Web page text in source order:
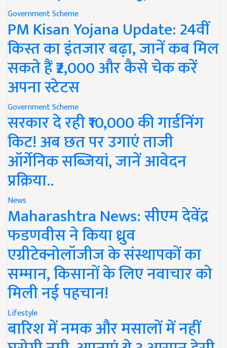
Government Scheme
PM Kisan Yojana Update: 24वीं
किस्त का इंतजार बढ़ा, जानें कब मिल
सकते हैं ₹2,000 और कैसे चेक करें
अपना स्टेटस
Government Scheme
सरकार दे रही ₹10,000 की गार्डनिंग
किट! अब छत पर उगाएं ताजी
ऑर्गेनिक सब्जियां, जानें आवेदन
प्रक्रिया..
News
Maharashtra News: सीएम देवेंद्र
फडणवीस ने किया ध्रुव
एग्रीटेक्नोलॉजीज के संस्थापकों का
सम्मान, किसानों के लिए नवाचार को
मिली नई पहचान!
Lifestyle
बारिश में नमक और मसालों में नहीं